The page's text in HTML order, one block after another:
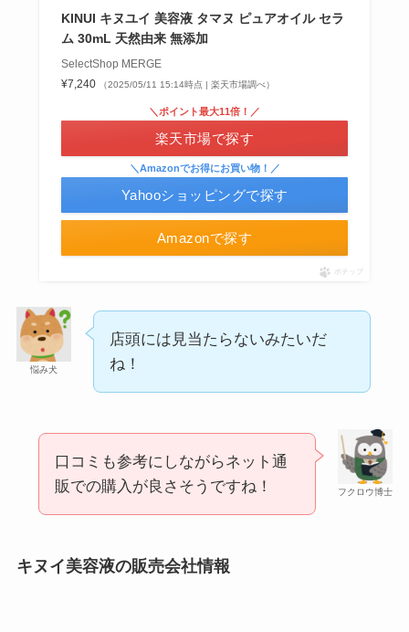
和紙はどこに売ってる？ダイソーやLoftで買える！
シャチハタはどこに売ってる？100均やロフトで買
KINUI キヌユイ 美容液 タマヌ ピュアオイル セラ
ム 30mL 天然由来 無添加
SelectShop MERGE
¥7,240
（2025/05/11 15:14時点 | 楽天市場調べ）
Amazonで探す
＼ポイント最大11倍！／
楽天市場で探す
＼Amazonでお得にお買い物！／
Yahooショッピングで探す
ポチップ
悩み犬
店頭には見当たらないみたいだ
ね！
フクロウ博士
口コミも参考にしながらネット通
販での購入が良さそうですね！
キヌイ美容液の販売会社情報